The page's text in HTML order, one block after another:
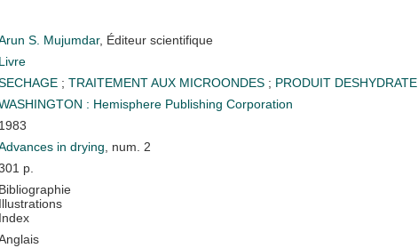
S. Mujumdar, Éditeur scientifique
Livre
; TRAITEMENT AUX MICROONDES ; PRODUIT DESHYDRATE
: Hemisphere Publishing Corporation
1983
in drying , num. 2
p.
Bibliographie
Illustrations
Index